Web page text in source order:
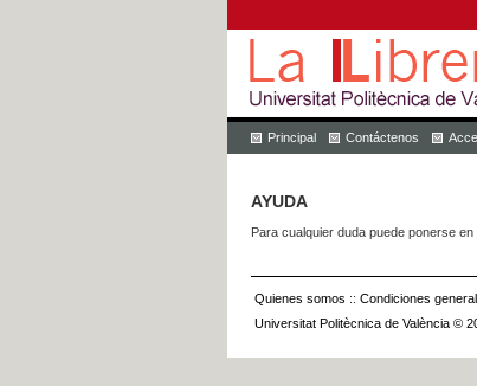
Principal Contáctenos
AYUDA
Para cualquier duda puede ponerse
Quienes somos :: Condiciones
Universitat Politècnica de València ©